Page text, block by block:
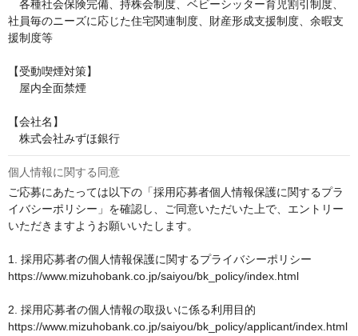
各種社会保険完備、持株会制度、ベビーシッター育児割引制度、
社員毎のニーズに応じた住宅関連制度、財産形成支援制度、余暇支
援制度等
【受動喫煙対策】
屋内全面禁煙
【会社名】
株式会社みずほ銀行
個人情報に関する同意
ご応募にあたっては以下の「採用応募者個人情報保護に関するプラ
イバシーポリシー」を確認し、ご同意いただいた上で、エントリー
いただきますようお願いいたします。
1. 採用応募者の個人情報保護に関するプライバシーポリシー
https://www.mizuhobank.co.jp/saiyou/bk_policy/index.html
2. 採用応募者の個人情報の取扱いに係る利用目的
https://www.mizuhobank.co.jp/saiyou/bk_policy/applicant/index.html